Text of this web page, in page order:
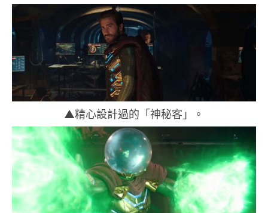
▲精心設計過的「神秘客 」。